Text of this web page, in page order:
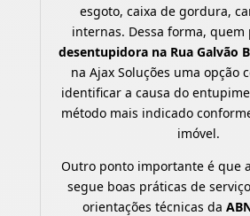
esgoto, caixa de gordura,
internas. Dessa forma, quem
desentupidora na Rua Galvão
na Ajax Soluções uma opção
identificar a causa do
método mais indicado
imóvel.
Outro ponto importante é que
segue boas práticas de
orientações técnicas da